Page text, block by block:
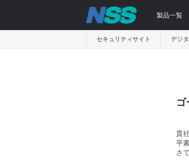
製品一覧
セキュリティサイト デジ
貴
平
さ